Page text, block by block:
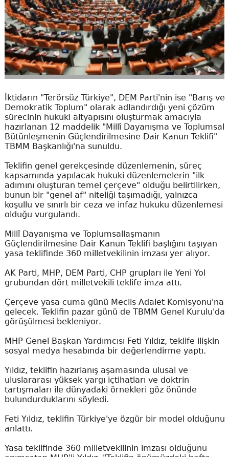
İktidarın "Terörsüz Türkiye", DEM Parti'nin ise "Barış ve
Demokratik Toplum" olarak adlandırdığı yeni çözüm
sürecinin hukuki altyapısını oluşturmak amacıyla
hazırlanan 12 maddelik "Millî Dayanışma ve Toplumsal
Bütünleşmenin Güçlendirilmesine Dair Kanun Teklifi"
TBMM Başkanlığı'na sunuldu.
Teklifin genel gerekçesinde düzenlemenin, süreç
kapsamında yapılacak hukuki düzenlemelerin "ilk
adımını oluşturan temel çerçeve" olduğu belirtilirken,
bunun bir "genel af" niteliği taşımadığı, yalnızca
koşullu ve sınırlı bir ceza ve infaz hukuku düzenlemesi
olduğu vurgulandı.
Millî Dayanışma ve Toplumsallaşmanın
Güçlendirilmesine Dair Kanun Teklifi başlığını taşıyan
yasa teklifinde 360 milletvekilinin imzası yer alıyor.
AK Parti, MHP, DEM Parti, CHP grupları ile Yeni Yol
grubundan dört milletvekili teklife imza attı.
Çerçeve yasa cuma günü Meclis Adalet Komisyonu'na
gelecek. Teklifin pazar günü de TBMM Genel Kurulu'da
görüşülmesi bekleniyor.
MHP Genel Başkan Yardımcısı Feti Yıldız, teklife ilişkin
sosyal medya hesabında bir değerlendirme yaptı.
Yıldız, teklifin hazırlanış aşamasında ulusal ve
uluslararası yüksek yargı içtihatları ve doktrin
tartışmaları ile dünyadaki örnekleri göz önünde
bulundurduklarını söyledi.
Feti Yıldız, teklifin Türkiye'ye özgür bir model olduğunu
anlattı.
Yasa teklifinde 360 milletvekilinin imzası olduğunu